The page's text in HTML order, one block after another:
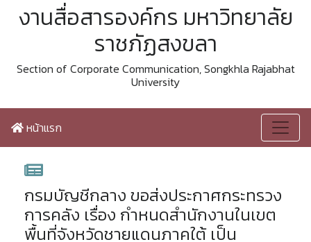
งานสื่อสารองค์กร มหาวิทยาลัย
ราชภัฏสงขลา
Section of Corporate Communication, Songkhla Rajabhat
University
หน้าแรก
กรมบัญชีกลาง ขอส่งประกาศกระทรวง
การคลัง เรื่อง กำหนดสำนักงานในเขต
พื้นที่จังหวัดชายแดนภาคใต้ เป็น